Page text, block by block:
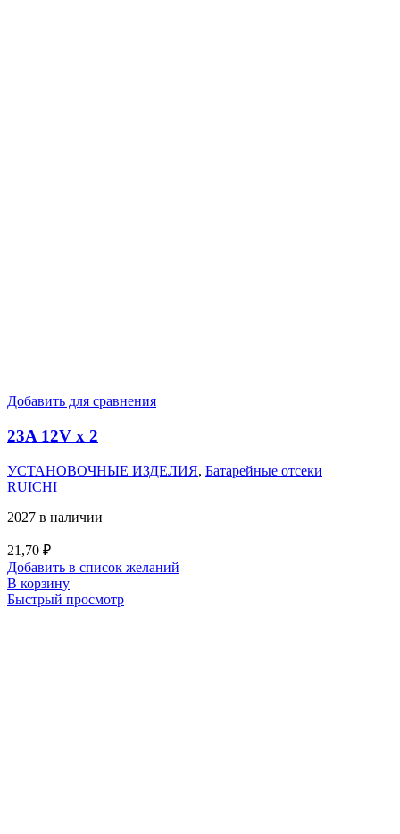
Добавить для сравнения
23A 12V x 2
УСТАНОВОЧНЫЕ ИЗДЕЛИЯ, Батарейные отсеки
RUICHI
2027 в наличии
21,70 ₽
Добавить в список желаний
В корзину
Быстрый просмотр